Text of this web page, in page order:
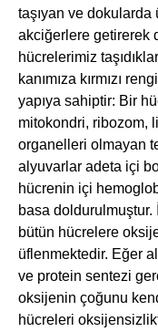
taşıyan ve
akciğerlere getirerek
hücrelerimiz
kanımıza kırmızı
yapıya sahiptir: Bir
mitokondri, ribozom,
organelleri olmayan
alyuvarlar adeta içi
hücrenin içi
basa
bütün hücrelere
üflenmektedir. Eğer
ve protein sentezi
oksijenin çoğunu
hücreleri